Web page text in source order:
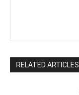
RELATED ARTICLES